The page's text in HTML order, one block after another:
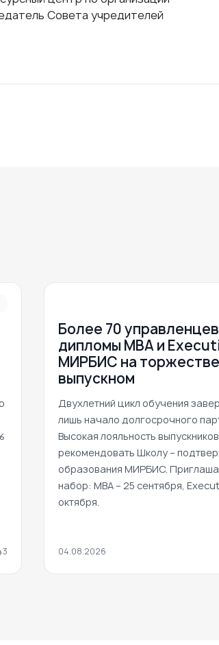
Совета учредителей
3
Более 70
дипломы MBA и
МИРБИС на
выпускном
Двухлетний цикл обучения
лишь начало долгосрочного
Высокая лояльность
рекомендовать Школу –
образования МИРБИС.
набор: MBA – 25 сентября,
октября.
04.08.2026